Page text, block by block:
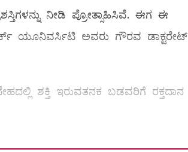
ನೀಡಿ ‌ಪ್ರೋತ್ಸಾಹಿಸಿವೆ. ಈಗ ಈ
ಯೂನಿವರ್ಸಿಟಿ ಅವರು ಗೌರವ ಡಾಕ್ಟರೇಟ್
ಶಕ್ತಿ ಇರುವತನಕ ಬಡವರಿಗೆ ರಕ್ತದಾನ